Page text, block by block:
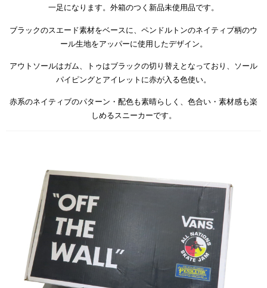
一足になります。外箱のつく新品未使用品です。
ブラックのスエード素材をベースに、ペンドルトンのネイティブ柄のウ
ール生地をアッパーに使用したデザイン。
アウトソールはガム、トゥはブラックの切り替えとなっており、ソール
パイピングとアイレットに赤が入る色使い。
赤系のネイティブのパターン・配色も素晴らしく、色合い・素材感も楽
しめるスニーカーです。